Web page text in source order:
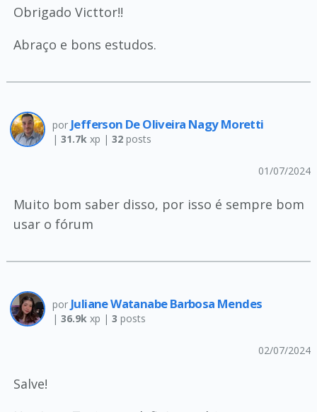
Obrigado Victtor!!
Abraço e bons estudos.
por Jefferson De Oliveira Nagy Moretti
| 31.7kxp | 32posts
01/07/2024
Muito bom saber disso, por isso é sempre bom
usar o fórum
por Juliane Watanabe Barbosa Mendes
| 36.9kxp | 3 posts
02/07/2024
Salve!